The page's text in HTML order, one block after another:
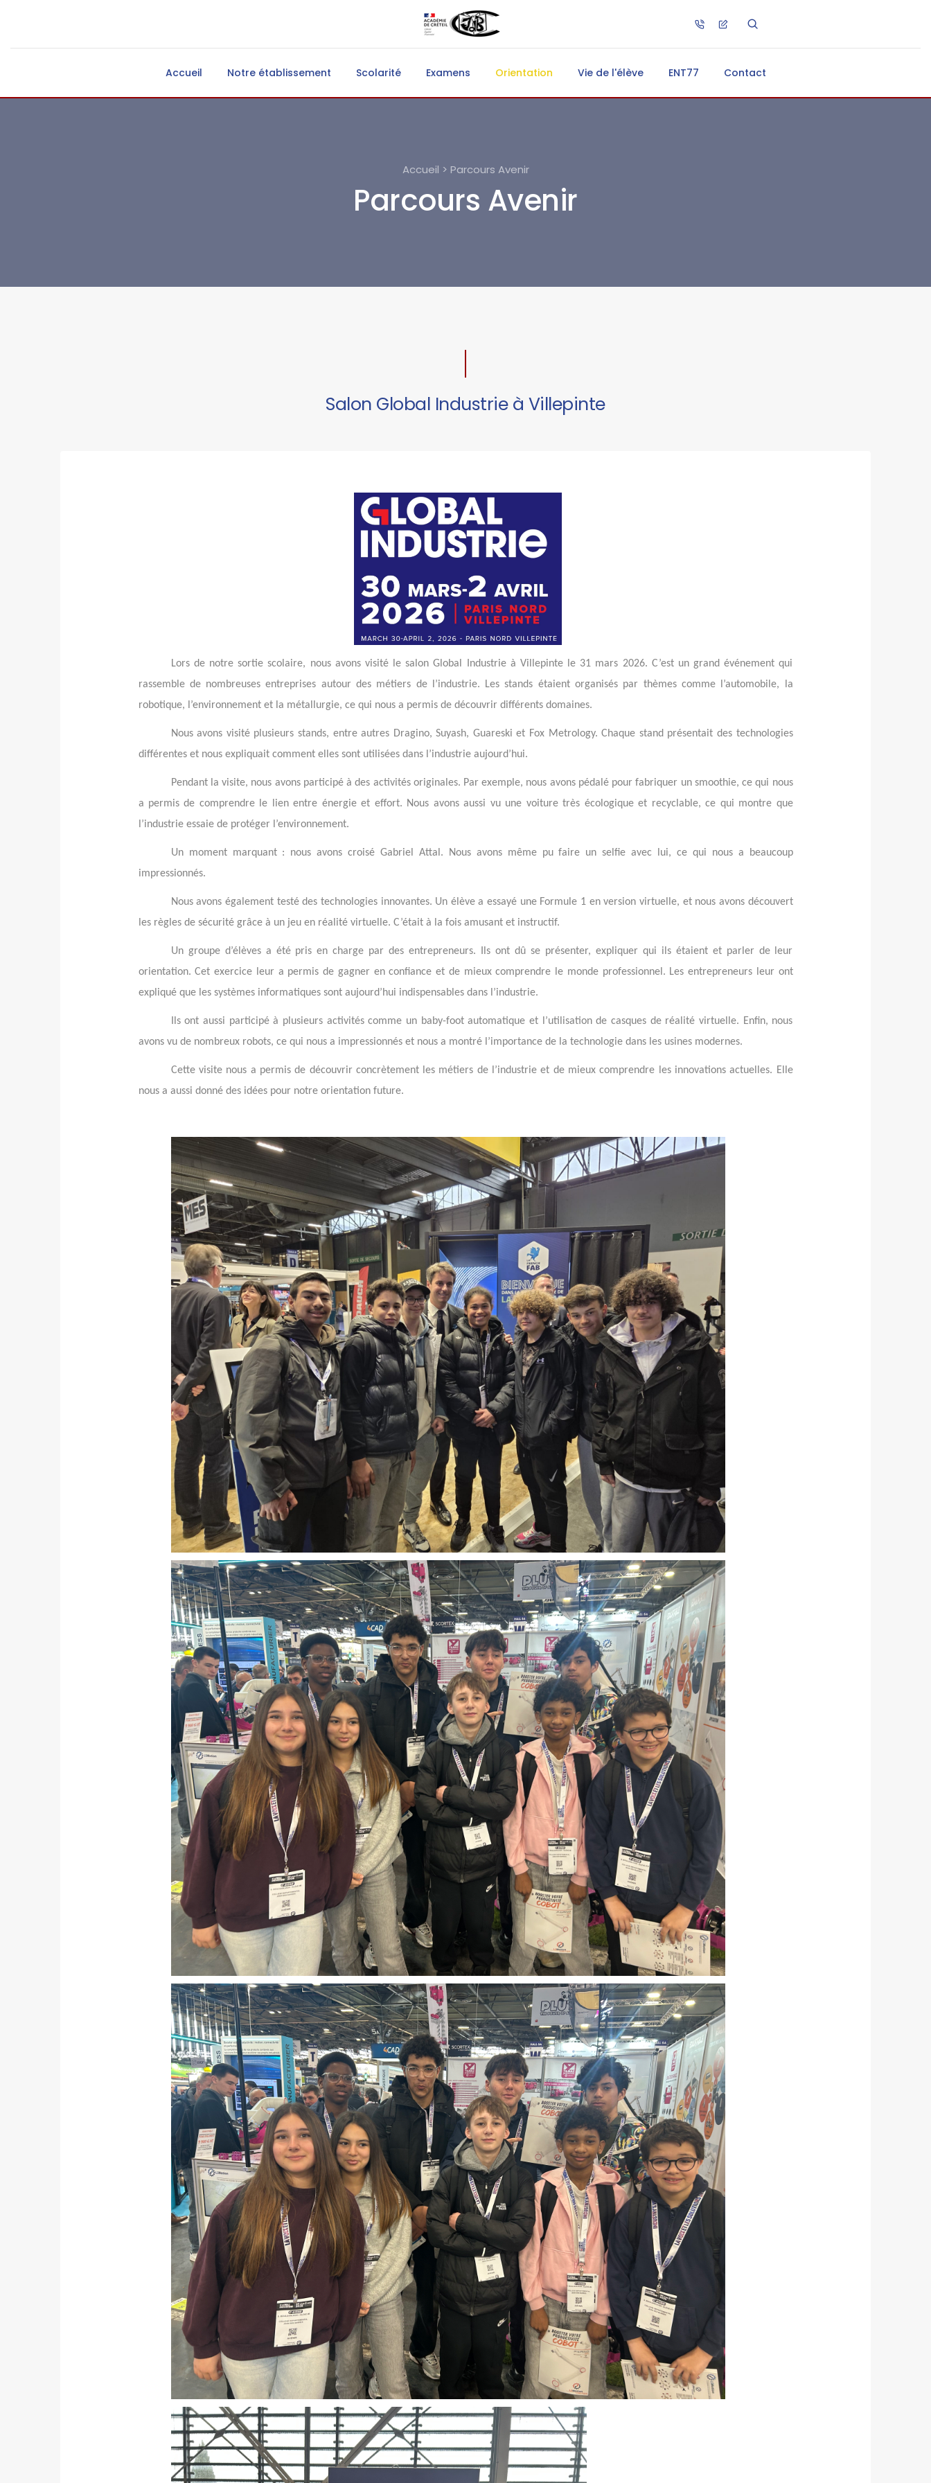
Accueil Notre établissement Scolarité Examens Orientation Vie de l'élève ENT77 Contact
Accueil > Parcours Avenir
Parcours Avenir
Salon Global Industrie à Villepinte
Lors de notre sortie scolaire, nous avons visité le salon Global Industrie à Villepinte le 31 mars 2026. C’est un grand événement qui
rassemble de nombreuses entreprises autour des métiers de l’industrie. Les stands étaient organisés par thèmes comme l’automobile, la
robotique, l’environnement et la métallurgie, ce qui nous a permis de découvrir différents domaines.
Nous avons visité plusieurs stands, entre autres Dragino, Suyash, Guareski et Fox Metrology. Chaque stand présentait des technologies
différentes et nous expliquait comment elles sont utilisées dans l’industrie aujourd’hui.
Pendant la visite, nous avons participé à des activités originales. Par exemple, nous avons pédalé pour fabriquer un smoothie, ce qui nous
a permis de comprendre le lien entre énergie et effort. Nous avons aussi vu une voiture très écologique et recyclable, ce qui montre que
l’industrie essaie de protéger l’environnement.
Un moment marquant : nous avons croisé Gabriel Attal. Nous avons même pu faire un selfie avec lui, ce qui nous a beaucoup
impressionnés.
Nous avons également testé des technologies innovantes. Un élève a essayé une Formule 1 en version virtuelle, et nous avons découvert
les règles de sécurité grâce à un jeu en réalité virtuelle. C’était à la fois amusant et instructif.
Un groupe d’élèves a été pris en charge par des entrepreneurs. Ils ont dû se présenter, expliquer qui ils étaient et parler de leur
orientation. Cet exercice leur a permis de gagner en confiance et de mieux comprendre le monde professionnel. Les entrepreneurs leur ont
expliqué que les systèmes informatiques sont aujourd’hui indispensables dans l’industrie.
Ils ont aussi participé à plusieurs activités comme un baby-foot automatique et l’utilisation de casques de réalité virtuelle. Enfin, nous
avons vu de nombreux robots, ce qui nous a impressionnés et nous a montré l’importance de la technologie dans les usines modernes.
Cette visite nous a permis de découvrir concrètement les métiers de l’industrie et de mieux comprendre les innovations actuelles. Elle
nous a aussi donné des idées pour notre orientation future.